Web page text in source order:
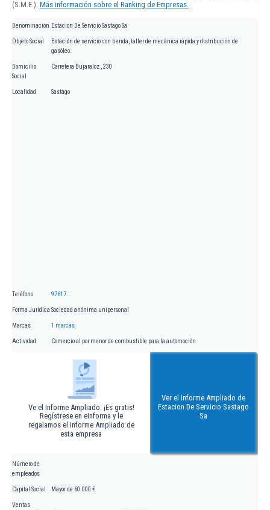
(S.M.E.). Más información sobre el Ranking de Empresas.
Denominación Estacion De Servicio Sastago Sa
Objeto Social
Estación de servicio con tienda, taller de mecánica rápida y distribución de
gasóleo.
Domicilio
Social
Carretera Bujaraloz , 230
Localidad Sastago
Teléfono 97617...
Forma Jurídica Sociedad anónima unipersonal
Marcas 1 marcas
Actividad Comercio al por menor de combustible para la automoción
Ve el Informe Ampliado. ¡Es gratis!
Regístrese en eInforma y le
regalamos el Informe Ampliado de
esta empresa
Ver el Informe Ampliado de
Estacion De Servicio Sastago
Sa
Número de
empleados
Capital Social Mayor de 60.000 €
Ventas